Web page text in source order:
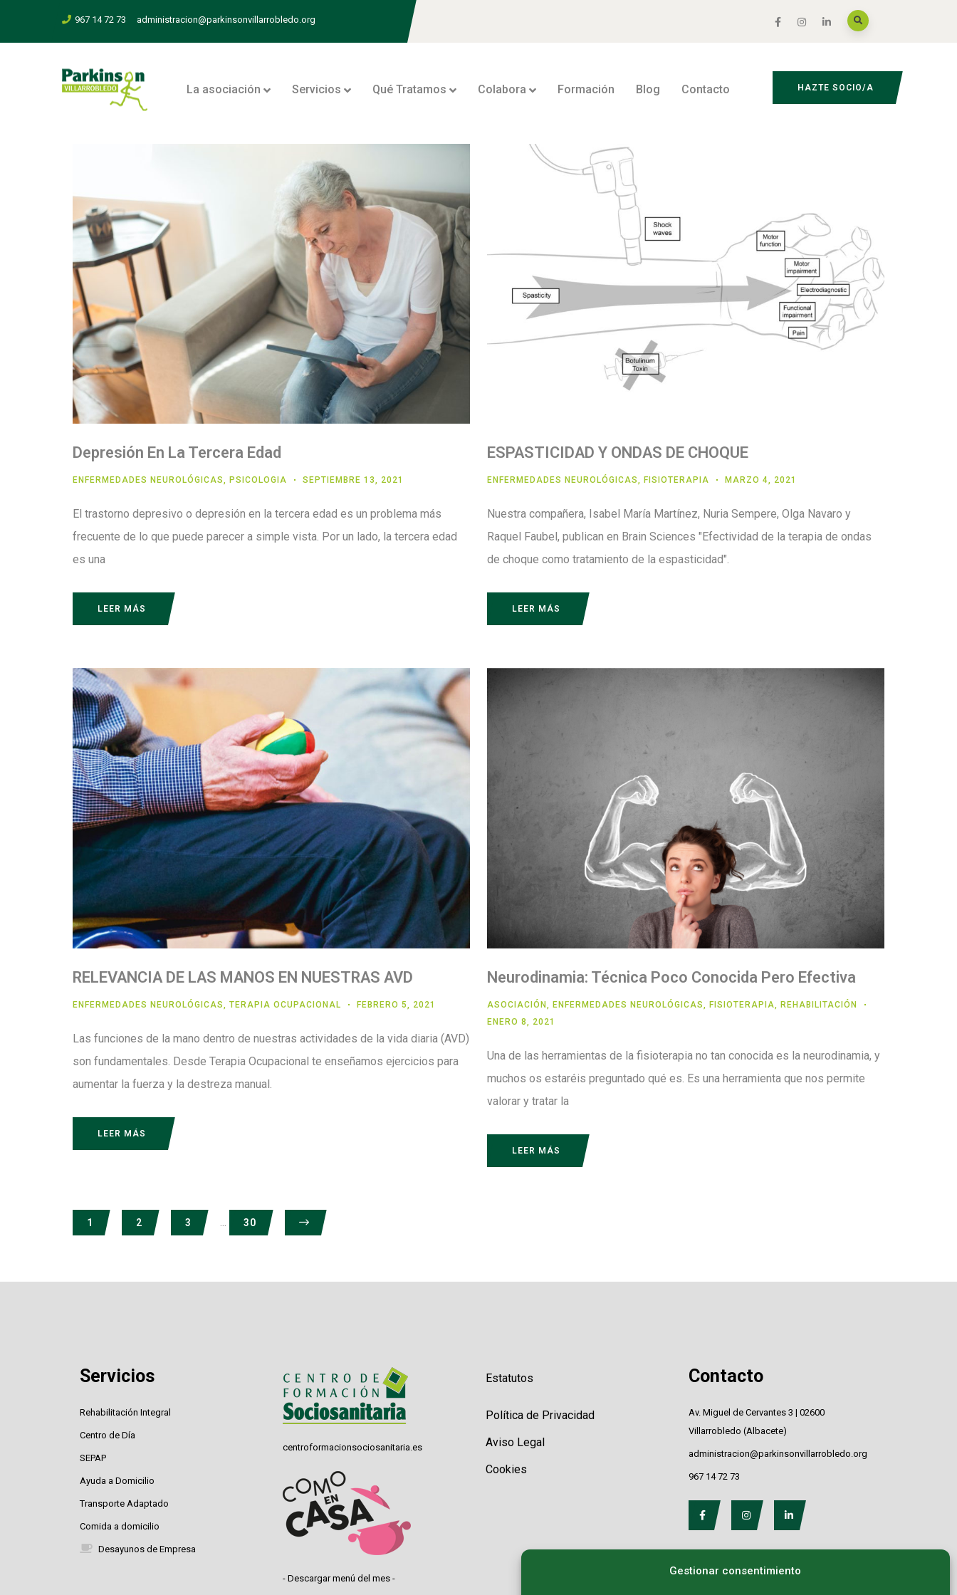
Gestionar consentimiento
967 14 72 73 administracion@parkinsonvillarrobledo.org
La asociación Servicios Qué Tratamos Colabora Formación Blog Contacto HAZTE SOCIO/A
Depresión En La Tercera Edad
ENFERMEDADES NEUROLÓGICAS, PSICOLOGIA SEPTIEMBRE 13, 2021
El trastorno depresivo o depresión en la tercera edad es un problema más
frecuente de lo que puede parecer a simple vista. Por un lado, la tercera edad
es una
LEER MÁS
ESPASTICIDAD Y ONDAS DE CHOQUE
ENFERMEDADES NEUROLÓGICAS, FISIOTERAPIA MARZO 4, 2021
Nuestra compañera, Isabel María Martínez, Nuria Sempere, Olga Navaro y
Raquel Faubel, publican en Brain Sciences "Efectividad de la terapia de ondas
de choque como tratamiento de la espasticidad".
LEER MÁS
RELEVANCIA DE LAS MANOS EN NUESTRAS AVD
ENFERMEDADES NEUROLÓGICAS, TERAPIA OCUPACIONAL FEBRERO 5, 2021
Las funciones de la mano dentro de nuestras actividades de la vida diaria (AVD)
son fundamentales. Desde Terapia Ocupacional te enseñamos ejercicios para
aumentar la fuerza y la destreza manual.
LEER MÁS
Neurodinamia: Técnica Poco Conocida Pero Efectiva
ASOCIACIÓN , ENFERMEDADES NEUROLÓGICAS, FISIOTERAPIA, REHABILITACIÓN
ENERO 8, 2021
Una de las herramientas de la fisioterapia no tan conocida es la neurodinamia, y
muchos os estaréis preguntado qué es. Es una herramienta que nos permite
valorar y tratar la
LEER MÁS
1 2 3 ... 30
Servicios
Rehabilitación Integral
Centro de Día
SEPAP
Ayuda a Domicilio
Transporte Adaptado
Comida a domicilio
Desayunos de Empresa
centroformacionsociosanitaria.es
- Descargar menú del mes -
Estatutos
Política de Privacidad
Aviso Legal
Cookies
Contacto
Av. Miguel de Cervantes 3 | 02600
Villarrobledo (Albacete)
administracion@parkinsonvillarrobledo.org
967 14 72 73